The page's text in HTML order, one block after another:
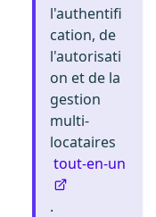
l'authentifi
cation, de
l'autorisati
on et de la
gestion
multi-
locataires
tout-en-un
.